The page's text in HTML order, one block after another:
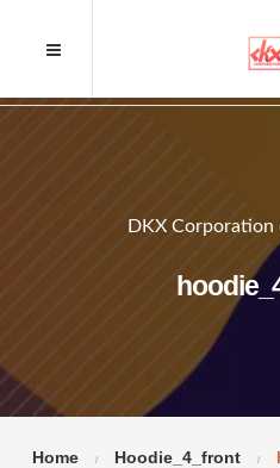
DKX Corporation
Home Hoodie_4_front